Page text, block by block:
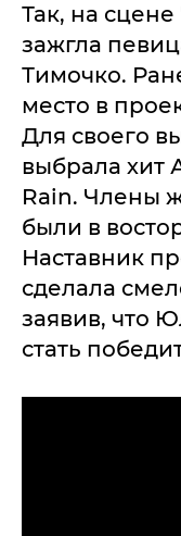
Так, на сцене
зажгла
Тимочко.
место в
Для своего
выбрала хит
Rain. Члены
были в
Наставник
сделала
заявив, что
стать